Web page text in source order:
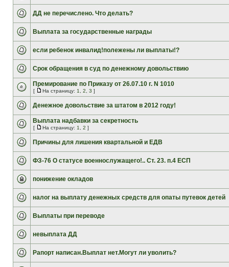
ДД не перечислено. Что делать?
Выплата за государственные награды
если ребенок инвалид!полежены ли выплаты!?
Срок обращения в суд по денежному довольствию
Премирование по Приказу от 26.07.10 г. N 1010
[ На страницу: 1 2 3 ]
Денежное довольствие за штатом в 2012 году!
Выплата надбавки за секретность
[ На страницу: 1 2 ]
Причины для лишения квартальной и ЕДВ
ФЗ-76 О статусе военнослужащего!.. Ст. 23. п.4 ЕСП
понижение окладов
налог на выплату денежных средств для опаты путевок детей
Выплаты при переводе
невыплата ДД
Рапорт написан.Выплат нет.Могут ли уволить?